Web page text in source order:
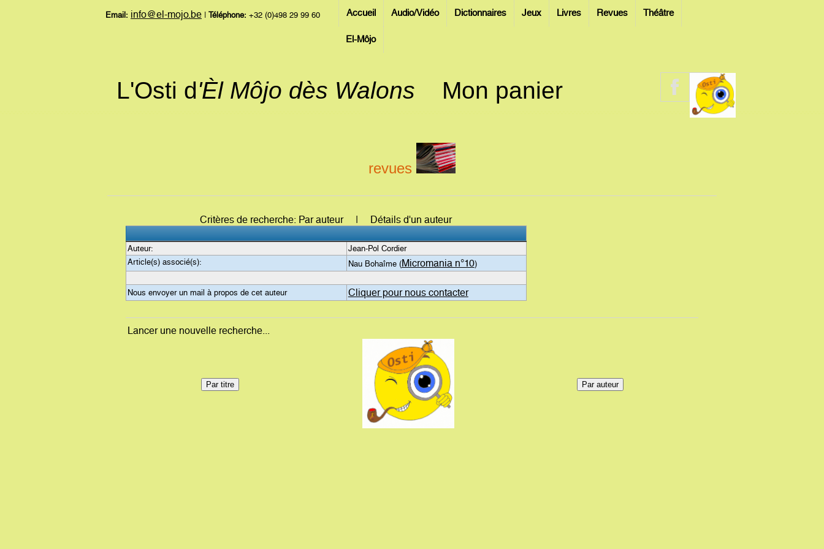
Email: info@el-mojo.be Téléphone: +32 (0)498 29 99 60 Accueil Audio/Vidéo Dictionnaires Jeux Livres Revues Théâtre
El-Môjo
L'Osti d'Èl Môjo dès Walons Mon panier
revues
Critères de recherche: Par auteur | Détails d'un auteur
Auteur:
Jean-Pol Cordier
Article(s) associé(s):
Nau Bohaîme (Micromania n°10)
Nous envoyer un mail à propos de cet auteur Cliquer pour nous contacter
Lancer une nouvelle recherche...